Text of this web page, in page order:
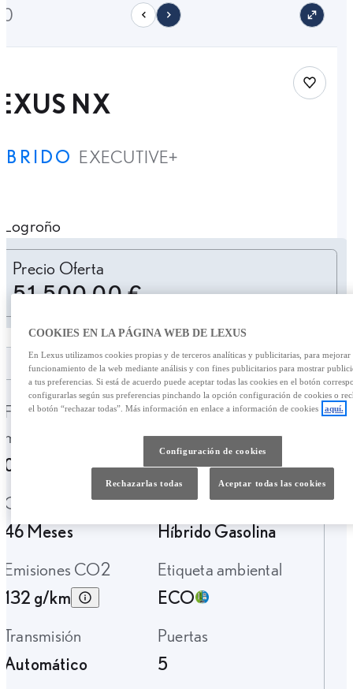
NX
EXECUTIVE+
Save car
Logroño
Precio Oferta
51.500,00 €
Fecha de
matriculación
05-2025
Kilometraje
6556 Km.
46 Meses
Tipo de combustible
Híbrido Gasolina
Emisiones CO2
132 g/km
Etiqueta ambiental
ECO
Transmisión
Automático
Puertas
5
COOKIES EN LA PÁGINA WEB DE LEXUS
En Lexus utilizamos cookies propias y de terceros analíticas y publicitarias, para mejorar
funcionamiento de la web mediante análisis y con fines publicitarios para mostrar
a tus preferencias. Si está de acuerdo puede aceptar todas las cookies en el botón
configurarlas según sus preferencias pinchando la opción configuración de cookies o
el botón “rechazar todas”. Más información en enlace a información de cookies
aquí.
Configuración de cookies
Rechazarlas todas Aceptar todas las cookies